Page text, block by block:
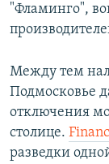
"Фламинго",
Между тем
Подмосковье
отключения
столице.
разведки